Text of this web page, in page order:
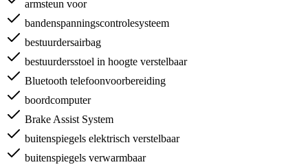
armsteun voor
bandenspanningscontrolesysteem
bestuurdersairbag
bestuurdersstoel in hoogte verstelbaar
Bluetooth telefoonvoorbereiding
boordcomputer
Brake Assist System
buitenspiegels elektrisch verstelbaar
buitenspiegels verwarmbaar